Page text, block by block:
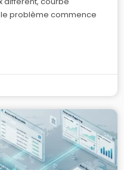
problème commence